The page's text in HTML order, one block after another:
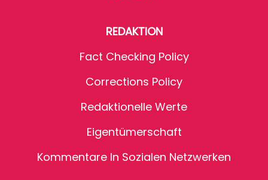
REDAKTION
Fact Checking Policy
Corrections Policy
Redaktionelle Werte
Eigentümerschaft
Kommentare In Sozialen Netzwerken